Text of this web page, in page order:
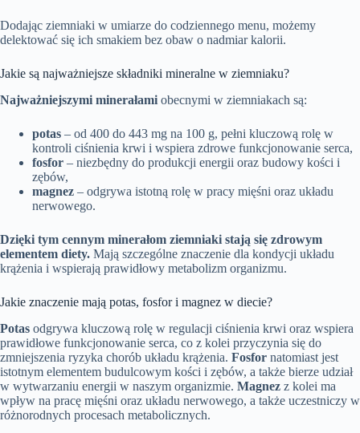
Dodając ziemniaki w umiarze do codziennego menu, możemy
delektować się ich smakiem bez obaw o nadmiar kalorii.
Jakie są najważniejsze składniki mineralne w ziemniaku?
Najważniejszymi minerałami obecnymi w ziemniakach są:
potas – od 400 do 443 mg na 100 g, pełni kluczową rolę w
kontroli ciśnienia krwi i wspiera zdrowe funkcjonowanie serca,
fosfor – niezbędny do produkcji energii oraz budowy kości i
zębów,
magnez – odgrywa istotną rolę w pracy mięśni oraz układu
nerwowego.
Dzięki tym cennym minerałom ziemniaki stają się zdrowym
elementem diety. Mają szczególne znaczenie dla kondycji układu
krążenia i wspierają prawidłowy metabolizm organizmu.
Jakie znaczenie mają potas, fosfor i magnez w diecie?
Potas odgrywa kluczową rolę w regulacji ciśnienia krwi oraz wspiera
prawidłowe funkcjonowanie serca, co z kolei przyczynia się do
zmniejszenia ryzyka chorób układu krążenia. Fosfor natomiast jest
istotnym elementem budulcowym kości i zębów, a także bierze udział
w wytwarzaniu energii w naszym organizmie. Magnez z kolei ma
wpływ na pracę mięśni oraz układu nerwowego, a także uczestniczy w
różnorodnych procesach metabolicznych.